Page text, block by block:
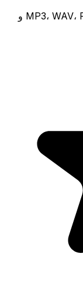
تبدیل فایل های صوتی بین MP3، WAV، FLAC، AAC، OGG و